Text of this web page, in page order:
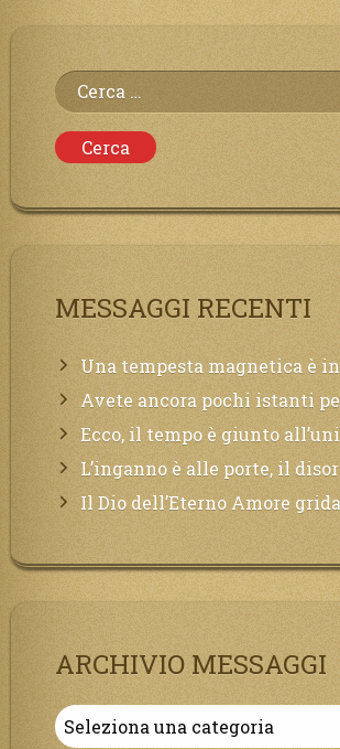
Ricerca
per:
MESSAGGI RECENTI
Una tempesta magnetica è in corso, questa generazione patirà. Il black out non tarderà ad
Avete ancora pochi istanti per convertirvi, non perdete tempo, la sciagura arriverà all’improvviso e per chi
Ecco, il tempo è giunto all’unione del Padre con il figlio, non avete che
L’inganno è alle porte, il disordine degli ordinati urlerà perdono, ma sarà troppo
Il Dio dell’Eterno Amore grida tutto il Suo bene per i Suoi,richiama a Sé i lontani,
ARCHIVIO MESSAGGI
Archivio